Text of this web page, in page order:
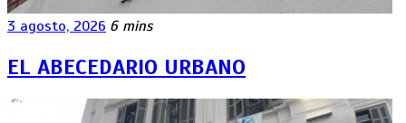
3 agosto, 2026 6 mins
EL ABECEDARIO URBANO